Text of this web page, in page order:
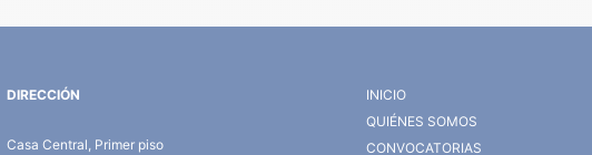
DIRECCIÓN
Casa Central, Primer piso
INICIO
QUIÉNES SOMOS
CONVOCATORIAS